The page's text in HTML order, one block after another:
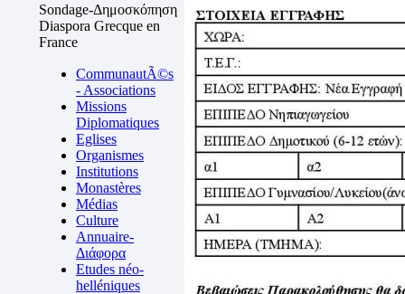
Sondage-Δημοσκόπηση
Diaspora Grecque en
France
CommunautÃ©s
- Associations
Missions
Diplomatiques
Eglises
Organismes
Institutions
Monastères
Médias
Culture
Annuaire-
Διάφορα
Etudes néo-
helléniques